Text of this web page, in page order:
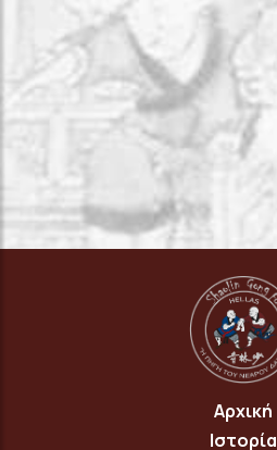
Αρχική
Ιστορία